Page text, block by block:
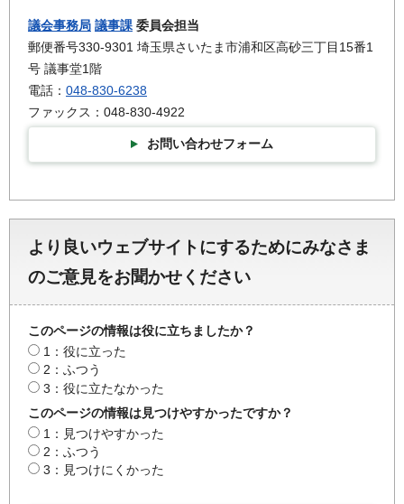
議会事務局 議事課 委員会担当
郵便番号330-9301 埼玉県さいたま市浦和区高砂三丁目15番1
号 議事堂1階
電話： 048-830-6238
ファックス：048-830-4922
お問い合わせフォーム
より良いウェブサイトにするためにみなさま
のご意見をお聞かせください
このページの情報は役に立ちましたか？
1：役に立った
2：ふつう
3：役に立たなかった
このページの情報は見つけやすかったですか？
1：見つけやすかった
2：ふつう
3：見つけにくかった